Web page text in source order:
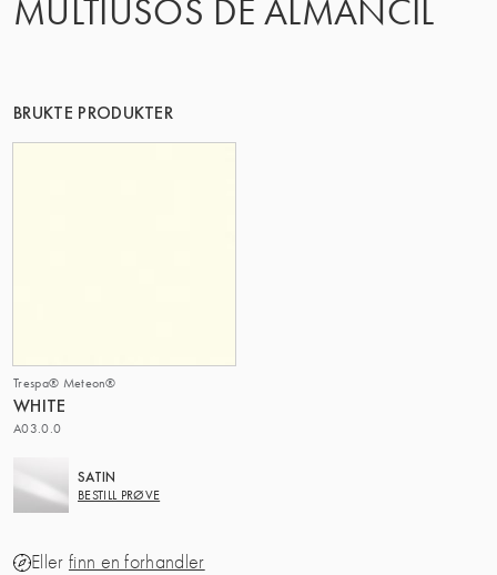
MULTIUSOS DE ALMANCIL
BRUKTE PRODUKTER
Trespa® Meteon®
WHITE
A03.0.0
SATIN
BESTILL PRØVE
Eller finn en forhandler